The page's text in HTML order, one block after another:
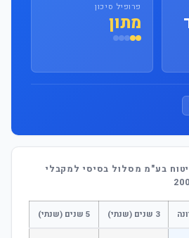
פרופיל סיכון
מתון
בע"מ מסלול בסיסי למקבלי
3 שנים (שנתי) 5 שנים (שנתי)